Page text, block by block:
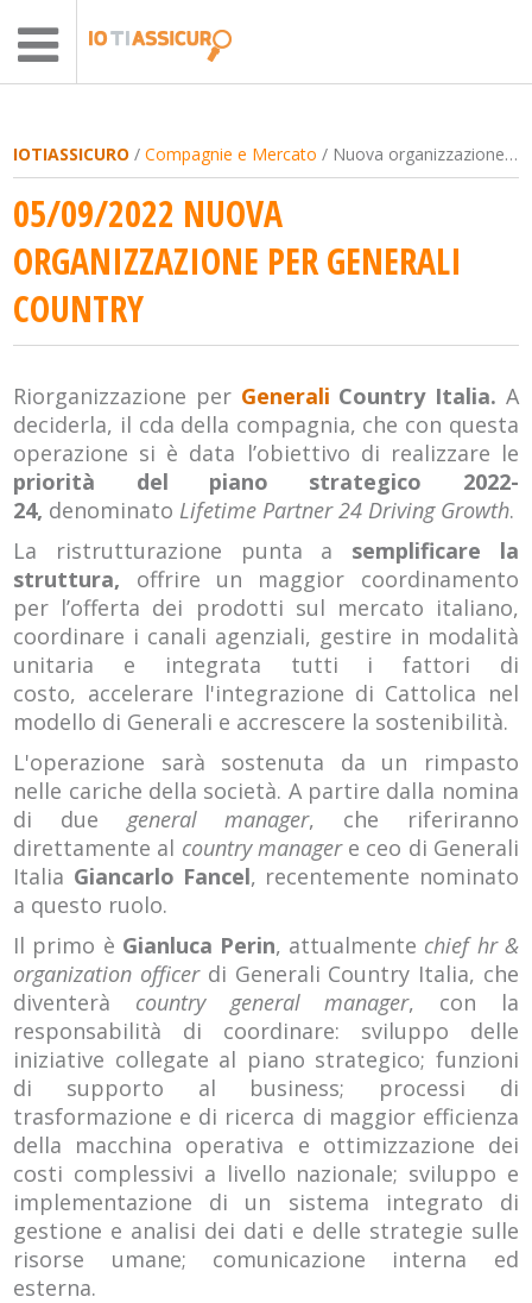
IOTIASSICURO /Compagnie e Mercato / Nuova organizzazione per Generali country
05/09/2022 NUOVA
ORGANIZZAZIONE PER GENERALI
COUNTRY
Riorganizzazione per Generali Country Italia. A
deciderla, il cda della compagnia, che con questa
operazione si è data l’obiettivo di realizzare le
priorità del piano strategico 2022-
24, denominato Lifetime Partner 24 Driving Growth.
La ristrutturazione punta a semplificare la
struttura, offrire un maggior coordinamento
per l’offerta dei prodotti sul mercato italiano,
coordinare i canali agenziali, gestire in modalità
unitaria e integrata tutti i fattori di
costo, accelerare l'integrazione di Cattolica nel
modello di Generali e accrescere la sostenibilità.
L'operazione sarà sostenuta da un rimpasto
nelle cariche della società. A partire dalla nomina
di due general manager, che riferiranno
direttamente al country manager e ceo di Generali
Italia Giancarlo Fancel, recentemente nominato
a questo ruolo.
Il primo è Gianluca Perin, attualmente chief hr &
organization officerdi Generali Country Italia, che
diventerà country general manager, con la
responsabilità di coordinare: sviluppo delle
iniziative collegate al piano strategico; funzioni
di supporto al business; processi di
trasformazione e di ricerca di maggior efficienza
della macchina operativa e ottimizzazione dei
costi complessivi a livello nazionale; sviluppo e
implementazione di un sistema integrato di
gestione e analisi dei dati e delle strategie sulle
risorse umane; comunicazione interna ed
esterna.